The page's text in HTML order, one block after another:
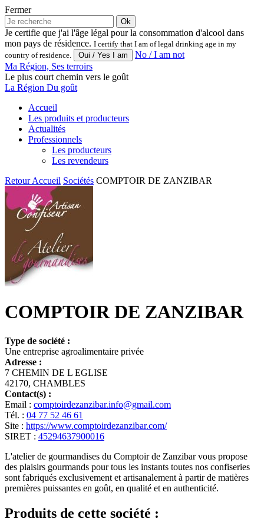
Fermer
Ok
Je certifie que j'ai l'âge légal pour la consommation d'alcool dans
mon pays de résidence. I certify that I am of legal drinking age in my
country of residence.
No / I am not
Ma Région, Ses terroirs
Le plus court chemin vers le goût
La Région Du goût
Accueil
Les produits et producteurs
Actualités
Professionnels
Les producteurs
Les revendeurs
RetourAccueil Sociétés COMPTOIR DE ZANZIBAR
COMPTOIR DE ZANZIBAR
Type de société :
Une entreprise agroalimentaire privée
Adresse :
7 CHEMIN DE L EGLISE
42170, CHAMBLES
Contact(s) :
Email : comptoirdezanzibar.info@gmail.com
Tél. : 04 77 52 46 61
Site : https://www.comptoirdezanzibar.com/
SIRET : 45294637900016
L'atelier de gourmandises du Comptoir de Zanzibar vous propose
des plaisirs gourmands pour tous les instants toutes nos confiseries
sont fabriqués exclusivement et artisanalement à partir de matières
premières puissantes en goût, en qualité et en authenticité.
Produits de cette société :